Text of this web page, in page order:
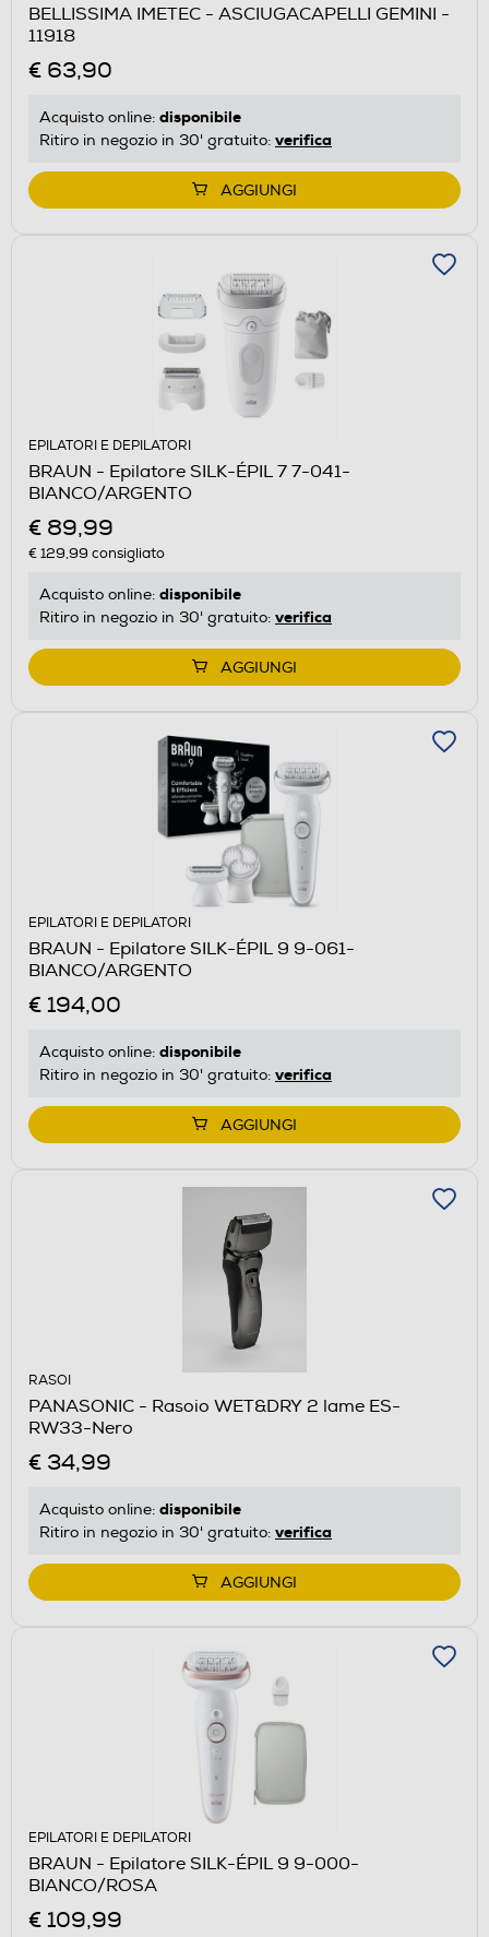
BELLISSIMA IMETEC - ASCIUGACAPELLI GEMINI -
11918
€ 63,90
Acquisto online: disponibile
Ritiro in negozio in 30' gratuito: verifica
AGGIUNGI
EPILATORI E DEPILATORI
BRAUN - Epilatore SILK-ÉPIL 7 7-041-
BIANCO/ARGENTO
€ 89,99
€ 129,99 consigliato
Acquisto online: disponibile
Ritiro in negozio in 30' gratuito: verifica
AGGIUNGI
EPILATORI E DEPILATORI
BRAUN - Epilatore SILK-ÉPIL 9 9-061-
BIANCO/ARGENTO
€ 194,00
Acquisto online: disponibile
Ritiro in negozio in 30' gratuito: verifica
AGGIUNGI
RASOI
PANASONIC - Rasoio WET&DRY 2 lame ES-
RW33-Nero
€ 34,99
Acquisto online: disponibile
Ritiro in negozio in 30' gratuito: verifica
AGGIUNGI
EPILATORI E DEPILATORI
BRAUN - Epilatore SILK-ÉPIL 9 9-000-
BIANCO/ROSA
€ 109,99